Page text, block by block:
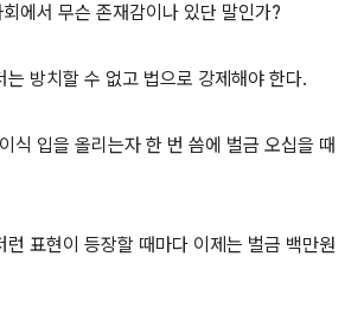
에서 무슨 존재감이나 있단 말인가?
는 방치할 수 없고 법으로 강제해야 한다.
식 입을 올리는자 한 번 씀에 벌금 오십을 때
런 표현이 등장할 때마다 이제는 벌금 백만원